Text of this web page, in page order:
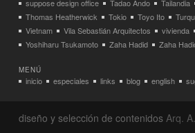
suppose design office
Tadao Ando Tailandia
Thomas Heatherwick
Tokio Toyo Ito
Vietnam
Vila Sebastián Arquitectos vivienda
Yoshiharu Tsukamoto
Zaha Hadid Zaha
MENÚ
inicio especiales links blog english
diseño y selección de contenidos Arq.